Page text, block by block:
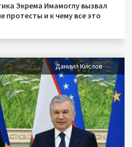
Экрема Имамоглу вызвал
протесты и к чему все это
Даниил Кислов